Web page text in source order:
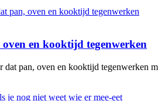
en kooktijd tegenwerken
pan, oven en kooktijd tegenwerken